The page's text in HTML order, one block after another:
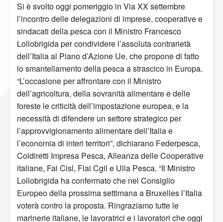
Si è svolto oggi pomeriggio in Via XX settembre
l’incontro delle delegazioni di imprese, cooperative e
sindacati della pesca con il Ministro Francesco
Lollobrigida per condividere l’assoluta contrarietà
dell’Italia al Piano d’Azione Ue, che propone di fatto
lo smantellamento della pesca a strascico in Europa.
“L’occasione per affrontare con il Ministro
dell’agricoltura, della sovranità alimentare e delle
foreste le criticità dell’impostazione europea, e la
necessità di difendere un settore strategico per
l’approvvigionamento alimentare dell’Italia e
l’economia di interi territori”, dichiarano Federpesca,
Coldiretti Impresa Pesca, Alleanza delle Cooperative
italiane, Fai Cisl, Flai Cgil e Uila Pesca. “Il Ministro
Lollobrigida ha confermato che nel Consiglio
Europeo della prossima settimana a Bruxelles l’Italia
voterà contro la proposta. Ringraziamo tutte le
marinerie italiane, le lavoratrici e i lavoratori che oggi